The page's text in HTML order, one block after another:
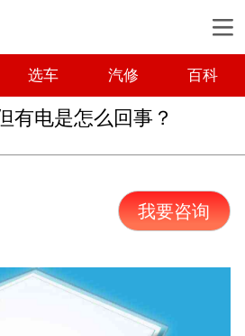
选车 汽修 百科
有电是怎么回事？
我要咨询